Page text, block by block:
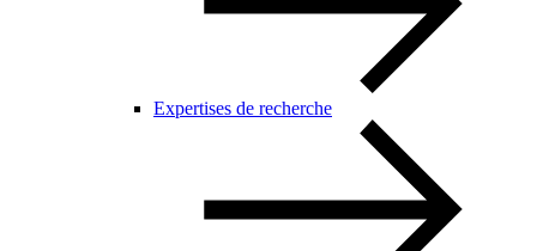
Expertises de recherche